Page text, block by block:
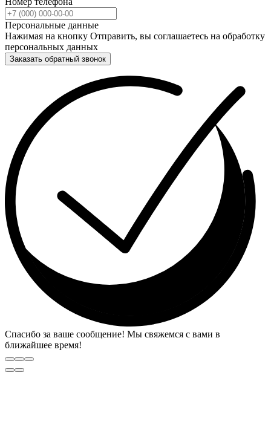
Персональные данные
Нажимая на кнопку Отправить, вы соглашаетесь на обработку
персональных данных
Заказать обратный звонок
Спасибо за ваше сообщение! Мы свяжемся с вами в
ближайшее время!